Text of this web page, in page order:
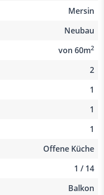
Mersin
Neubau
von 60m2
2
1
1
1
Offene Küche
1 / 14
Balkon